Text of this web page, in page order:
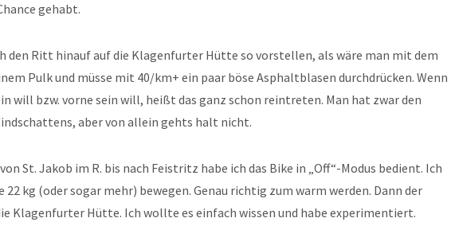
gehabt.
den Ritt hinauf auf die Klagenfurter Hütte so vorstellen, als wäre man mit dem
Pulk und müsse mit 40/km+ ein paar böse Asphaltblasen durchdrücken. Wenn
will bzw. vorne sein will, heißt das ganz schon reintreten. Man hat zwar den
aber von allein gehts halt nicht.
St. Jakob im R. bis nach Feistritz habe ich das Bike in „Off“-Modus bedient. Ich
22 kg (oder sogar mehr) bewegen. Genau richtig zum warm werden. Dann der
Klagenfurter Hütte. Ich wollte es einfach wissen und habe experimentiert.